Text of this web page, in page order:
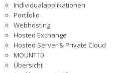
Individualapplikationen
Portfolio
Webhosting
Hosted Exchange
Hosted Server & Private Cloud
MOUNT10
Übersicht